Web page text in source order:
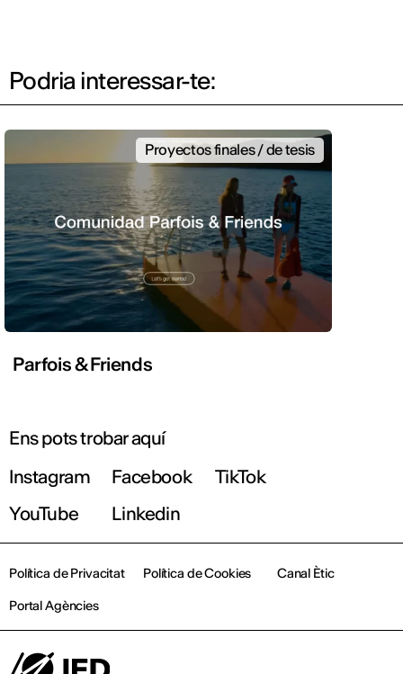
Podria interessar-te:
Proyectos finales / de tesis
Parfois & Friends
Ens pots trobar aquí
Instagram
Facebook
TikTok
YouTube
Linkedin
Política de Privacitat Política de Cookies
Canal Ètic
Portal Agències